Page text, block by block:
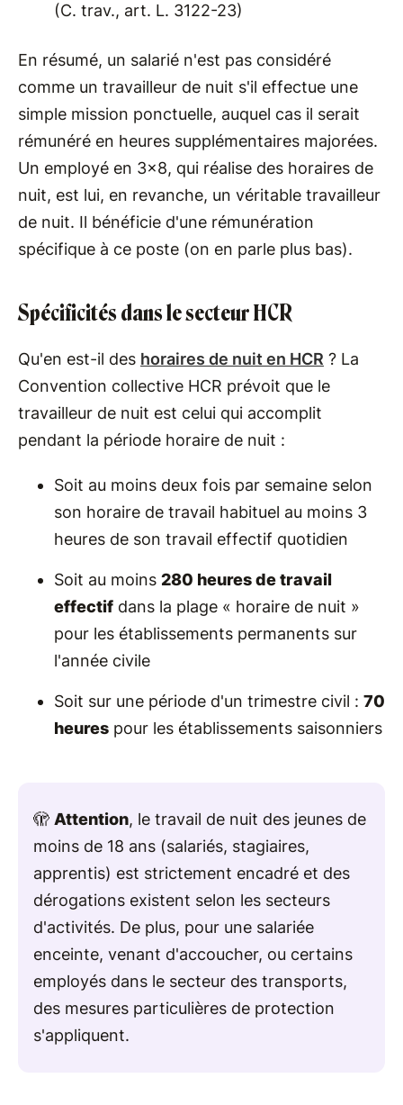
(C. trav., art. L. 3122-23)
En résumé, un salarié n'est pas considéré
comme un travailleur de nuit s'il effectue une
simple mission ponctuelle, auquel cas il serait
rémunéré en heures supplémentaires majorées.
Un employé en 3x8, qui réalise des horaires de
nuit, est lui, en revanche, un véritable travailleur
de nuit. Il bénéficie d'une rémunération
spécifique à ce poste (on en parle plus bas).
Spécificités dans le secteur HCR
Qu'en est-il des horaires de nuit en HCR ? La
Convention collective HCR prévoit que le
travailleur de nuit est celui qui accomplit
pendant la période horaire de nuit :
Soit au moins deux fois par semaine selon
son horaire de travail habituel au moins 3
heures de son travail effectif quotidien
Soit au moins 280 heures de travail
effectif dans la plage « horaire de nuit »
pour les établissements permanents sur
l'année civile
Soit sur une période d'un trimestre civil : 70
heures pour les établissements saisonniers
🫣 Attention, le travail de nuit des jeunes de
moins de 18 ans (salariés, stagiaires,
apprentis) est strictement encadré et des
dérogations existent selon les secteurs
d'activités. De plus, pour une salariée
enceinte, venant d'accoucher, ou certains
employés dans le secteur des transports,
des mesures particulières de protection
s'appliquent.